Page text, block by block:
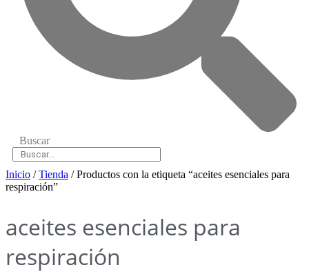
Buscar
Inicio /Tienda / Productos con la etiqueta “aceites esenciales para
respiración”
aceites esenciales para
respiración